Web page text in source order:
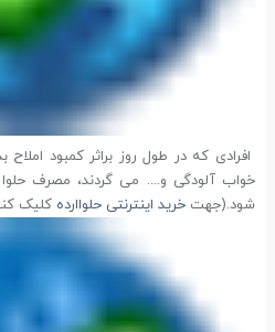
افرادی که در طول روز براثر کمبود
خواب آلودگی و.... می گردند، مصرف
شود.(جهت خرید اینترنتی حلواارده کلیک